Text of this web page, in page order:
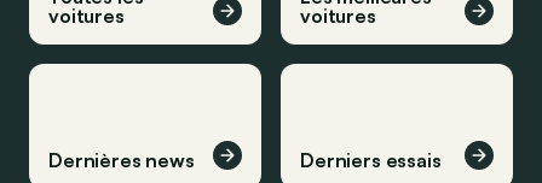
voitures
voitures
Dernières news Derniers essais